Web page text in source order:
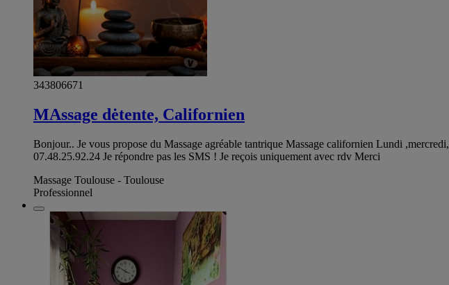
343806671
MAssage dėtente, Californien
Bonjour.. Je vous propose du Massage agréable tantrique Massage californien Lundi
07.48.25.92.24 Je répondre pas les SMS ! Je reçois uniquement avec rdv Merci
Massage Toulouse - Toulouse
Professionnel